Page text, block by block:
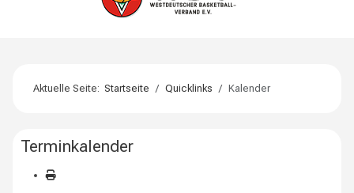
Aktuelle Seite:Startseite Quicklinks Kalender
Terminkalender